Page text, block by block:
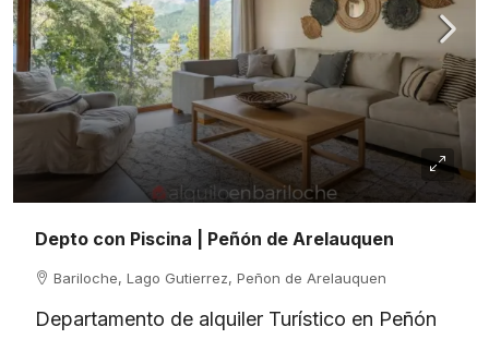
Depto con Piscina | Peñón de Arelauquen
Bariloche, Lago Gutierrez, Peñon de Arelauquen
Departamento de alquiler Turístico en Peñón